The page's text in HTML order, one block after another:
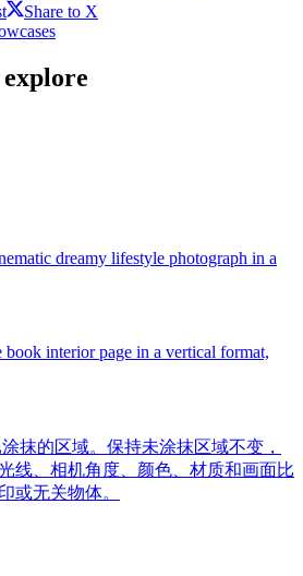
Share to X
dreamy lifestyle photograph in a
book interior page in a vertical format,
抹的区域。保持未涂抹区域不变，
线、相机角度、颜色、材质和画面比
或无关物体。